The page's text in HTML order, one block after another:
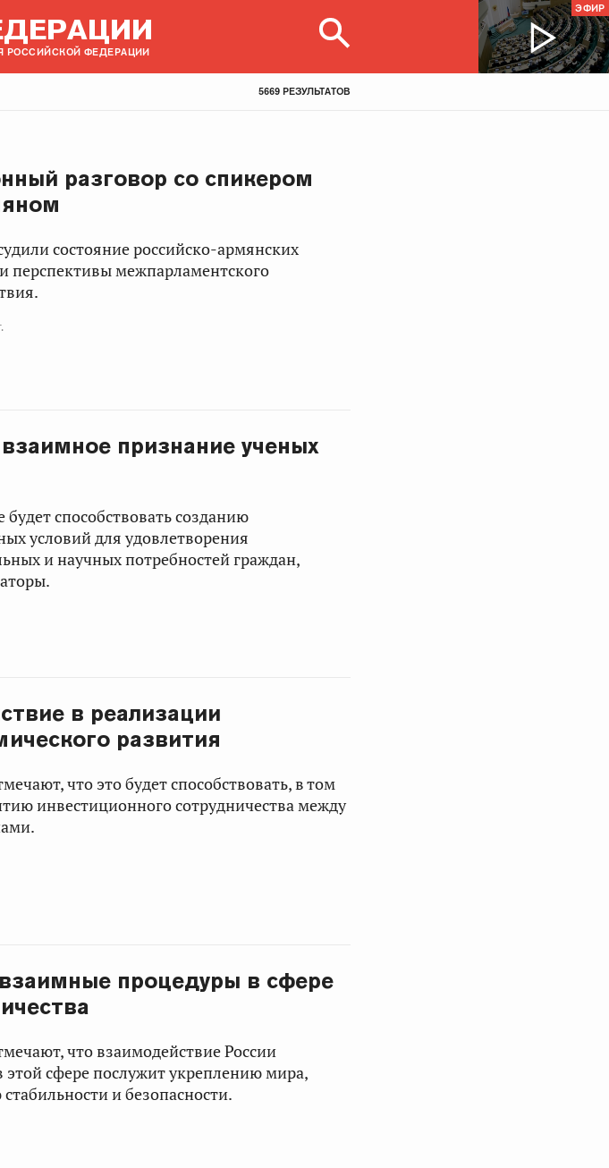
РОССИЙСКОЙ ФЕДЕРАЦИИ
ЭФИР
5669 РЕЗУЛЬТАТОВ
разговор со спикером
состояние российско-армянских
перспективы межпарламентского
признание ученых
способствовать созданию
условий для удовлетворения
и научных потребностей граждан,
в реализации
развития
что это будет способствовать, в том
инвестиционного сотрудничества между
процедуры в сфере
что взаимодействие России
этой сфере послужит укреплению мира,
и безопасности.